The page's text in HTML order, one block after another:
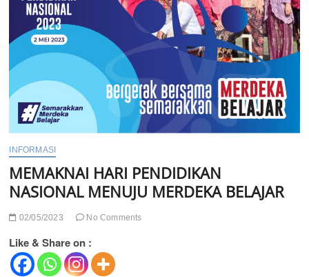
INFORMASI
MEMAKNAI HARI PENDIDIKAN
NASIONAL MENUJU MERDEKA BELAJAR
02/05/2023 No Comments
Like & Share on :